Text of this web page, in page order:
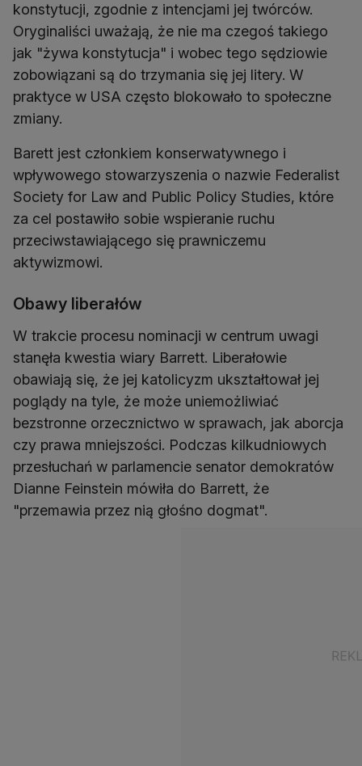
konstytucji, zgodnie z intencjami jej twórców.
Oryginaliści uważają, że nie ma czegoś takiego
jak "żywa konstytucja" i wobec tego sędziowie
zobowiązani są do trzymania się jej litery. W
praktyce w USA często blokowało to społeczne
zmiany.
Barett jest członkiem konserwatywnego i
wpływowego stowarzyszenia o nazwie Federalist
Society for Law and Public Policy Studies, które
za cel postawiło sobie wspieranie ruchu
przeciwstawiającego się prawniczemu
aktywizmowi.
Obawy liberałów
W trakcie procesu nominacji w centrum uwagi
stanęła kwestia wiary Barrett. Liberałowie
obawiają się, że jej katolicyzm ukształtował jej
poglądy na tyle, że może uniemożliwiać
bezstronne orzecznictwo w sprawach, jak aborcja
czy prawa mniejszości. Podczas kilkudniowych
przesłuchań w parlamencie senator demokratów
Dianne Feinstein mówiła do Barrett, że
"przemawia przez nią głośno dogmat".